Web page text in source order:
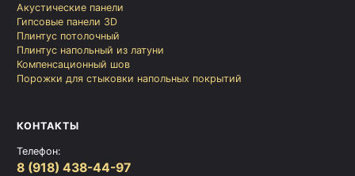
Акустические панели
Гипсовые панели 3D
Плинтус потолочный
Плинтус напольный из латуни
Компенсационный шов
Порожки для стыковки напольных покрытий
КОНТАКТЫ
Телефон:
8 (918) 438-44-97